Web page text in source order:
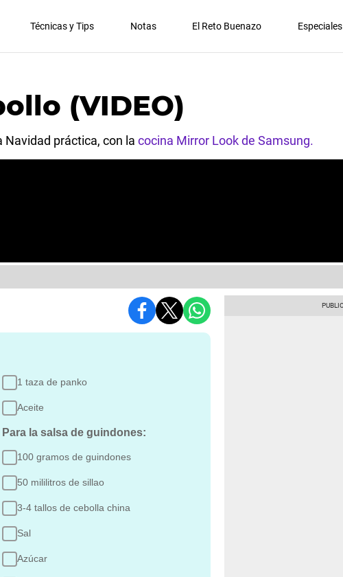
Técnicas y Tips Notas El Reto Buenazo Especiales
(VIDEO)
práctica, con la cocina Mirror Look de Samsung.
1 taza de panko
Aceite
Para la salsa de guindones:
100 gramos de guindones
50 mililitros de sillao
3-4 tallos de cebolla china
Sal
Azúcar